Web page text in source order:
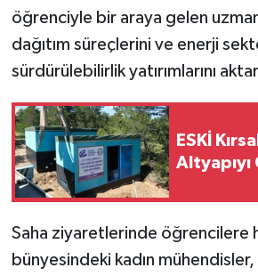
öğrenciyle bir araya gelen
dağıtım süreçlerini ve enerji
sürdürülebilirlik yatırımlarını
ESKİ
Saha ziyaretlerinde öğrencilere
bünyesindeki kadın